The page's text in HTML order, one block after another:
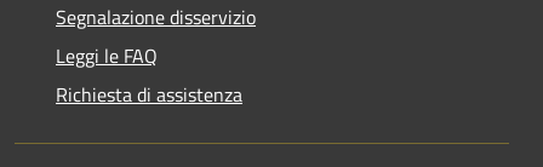
Segnalazione disservizio
Leggi le FAQ
Richiesta di assistenza